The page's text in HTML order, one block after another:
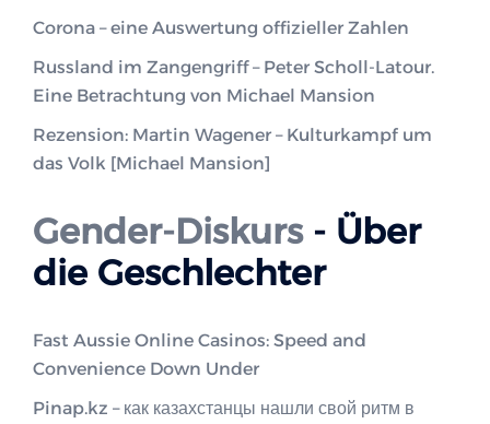
Corona – eine Auswertung offizieller Zahlen
Russland im Zangengriff – Peter Scholl-Latour.
Eine Betrachtung von Michael Mansion
Rezension: Martin Wagener – Kulturkampf um
das Volk [Michael Mansion]
Gender-Diskurs- Über
die Geschlechter
Fast Aussie Online Casinos: Speed and
Convenience Down Under
Pinap.kz – как казахстанцы нашли свой ритм в